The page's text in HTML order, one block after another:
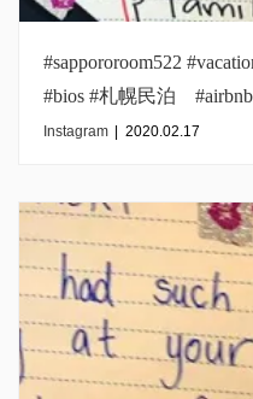
#sappororoom522
#bios #札幌民泊 #airbnb
#inmysapporo#philppines
Instagram 2020.02.17